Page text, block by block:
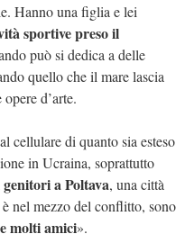
Hanno una figlia e lei
sportive preso il
può si dedica a delle
quello che il mare lascia
d’arte.
cellulare di quanto sia esteso
in Ucraina, soprattutto
a Poltava, una città
nel mezzo del conflitto, sono
molti amici».